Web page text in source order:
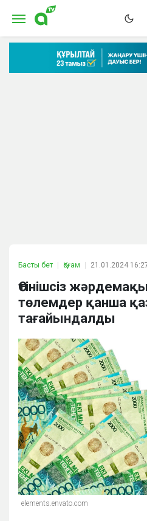
Басты бет Қоғам 21.01.2024
Өтінішсіз
төлемдер қанша
тағайындалды
elements.envato.com